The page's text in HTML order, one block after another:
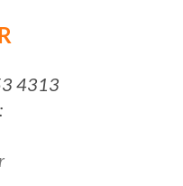
4313